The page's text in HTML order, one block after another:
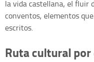
la vida castellana, el fluir
conventos, elementos
escritos.
Ruta cultural por